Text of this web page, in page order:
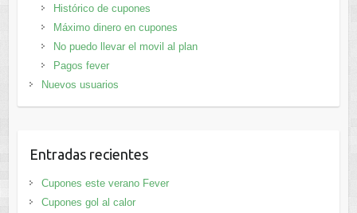
Histórico de cupones
Máximo dinero en cupones
No puedo llevar el movil al plan
Pagos fever
Nuevos usuarios
Entradas recientes
Cupones este verano Fever
Cupones gol al calor